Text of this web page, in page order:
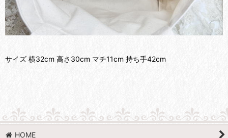
サイズ 横32cm 高さ30cm マチ11cm 持ち手42cm
HOME